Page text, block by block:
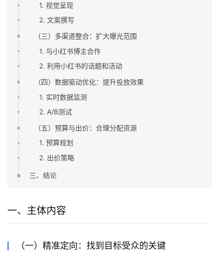
1. 视觉呈现
2. 文案撰写
（三）多渠道整合：扩大曝光范围
1. 与小红书博主合作
2. 利用小红书的话题和活动
（四）数据驱动优化：提升投放效果
1. 实时数据监测
2. A/B测试
（五）预算与出价：合理分配资源
1. 预算规划
2. 出价策略
三、结论
一、主体内容
（一）精准定向：找到目标受众的关键